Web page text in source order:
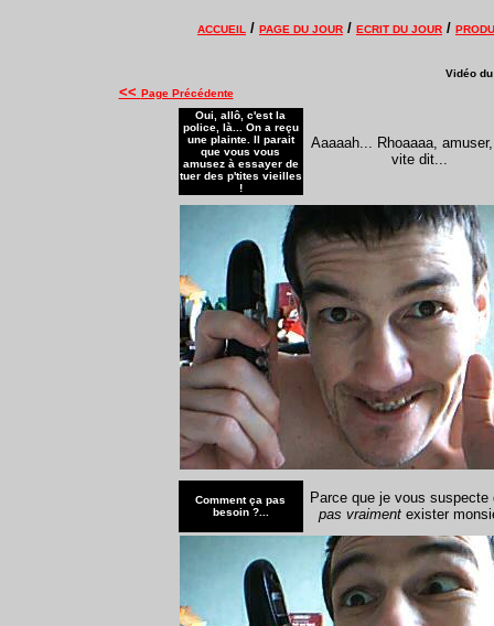
ACCUEIL / PAGE DU JOUR / ECRIT DU JOUR /
Vidéo
<< Page Précédente
Oui, allô, c'est la
police, là... On a reçu
une plainte. Il parait
que vous vous
amusez à essayer de
tuer des p'tites vieilles
!
Aaaaah... Rhoaaaa,
vite dit...
Comment ça pas
besoin ?...
Parce que je vous
pas vraiment exister